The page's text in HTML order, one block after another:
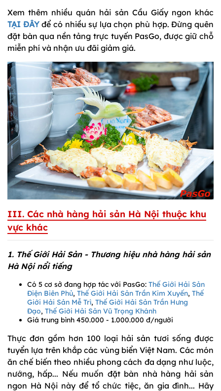
Xem thêm nhiều quán hải sản Cầu Giấy ngon khác
TẠI ĐÂYđể có nhiều sự lựa chọn phù hợp. Đừng quên
đặt bàn qua nền tảng trực tuyến PasGo, được giữ chỗ
miễn phí và nhận ưu đãi giảm giá.
III. Các nhà hàng hải sản Hà Nội thuộc khu
vực khác
1. Thế Giới Hải Sản - Thương hiệu nhà hàng hải sản
Hà Nội nổi tiếng
Có 5 cơ sở đang hợp tác với PasGo: Thế Giới Hải Sản
Điện Biên Phủ, Thế Giới Hải Sản Trần Kim Xuyến, Thế
Giới Hải Sản Mễ Trì, Thế Giới Hải Sản Trần Hưng
Đạo, Thế Giới Hải Sản Vũ Trọng Khánh
Giá trung bình 450.000 - 1.000.000 đ/người
Thực đơn gồm hơn 100 loại hải sản tươi sống được
tuyển lựa trên khắp các vùng biển Việt Nam. Các món
ăn chế biến theo nhiều phong cách đa dạng như luộc,
nướng, hấp... Nếu muốn đặt bàn nhà hàng hải sản
ngon Hà Nội này để tổ chức tiệc, ăn gia đình... Hãy